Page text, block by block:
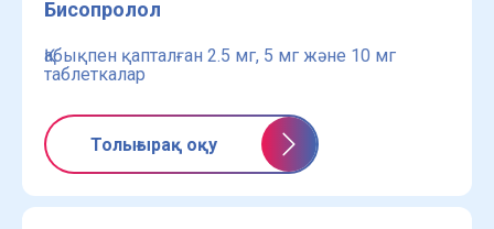
Бисопролол
Қабықпен қапталған 2.5 мг, 5 мг және 10 мг
таблеткалар
Толығырақ оқу